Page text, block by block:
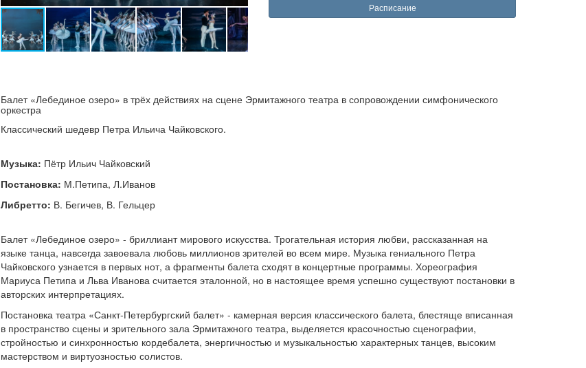
Расписание
Балет «Лебединое озеро» в трёх действиях на сцене Эрмитажного театра в сопровождении симфонического
оркестра
Классический шедевр Петра Ильича Чайковского.
Музыка: Пётр Ильич Чайковский
Постановка: М.Петипа, Л.Иванов
Либретто: В. Бегичев, В. Гельцер
Балет «Лебединое озеро» - бриллиант мирового искусства. Трогательная история любви, рассказанная на
языке танца, навсегда завоевала любовь миллионов зрителей во всем мире. Музыка гениального Петра
Чайковского узнается в первых нот, а фрагменты балета сходят в концертные программы. Хореография
Мариуса Петипа и Льва Иванова считается эталонной, но в настоящее время успешно существуют постановки в
авторских интерпретациях.
Постановка театра «Санкт-Петербургский балет» - камерная версия классического балета, блестяще вписанная
в пространство сцены и зрительного зала Эрмитажного театра, выделяется красочностью сценографии,
стройностью и синхронностью кордебалета, энергичностью и музыкальностью характерных танцев, высоким
мастерством и виртуозностью солистов.